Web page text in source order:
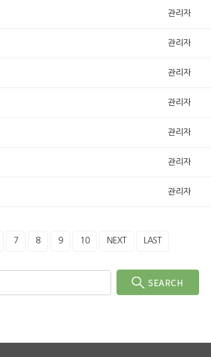
관리자
관리자
관리자
관리자
관리자
관리자
관리자
7 8 9 10 NEXT LAST